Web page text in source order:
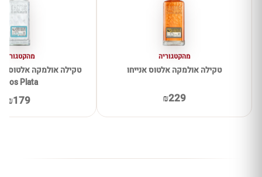
מהקטגוריה
טקילה אולמקה אלטוס אנייחו
₪229
מהקטגוריה
Plata
₪179